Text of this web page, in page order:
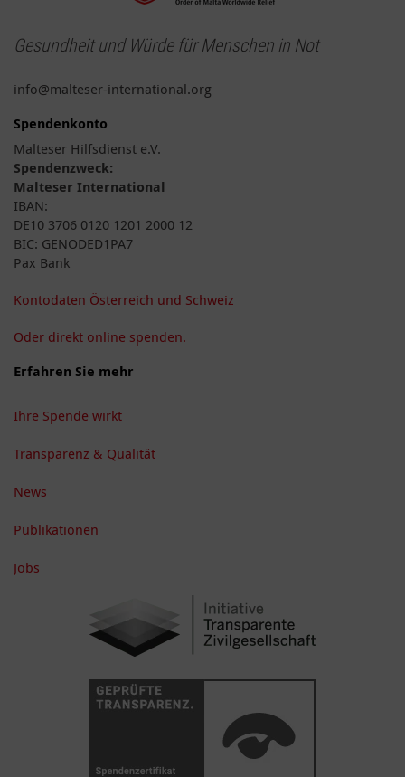
Gesundheit und Würde für Menschen in Not
info@malteser-international.org
Spendenkonto
Malteser Hilfsdienst e.V.
Spendenzweck:
Malteser International
IBAN:
DE10 3706 0120 1201 2000 12
BIC: GENODED1PA7
Pax Bank
Kontodaten Österreich und Schweiz
Oder direkt online spenden.
Erfahren Sie mehr
Ihre Spende wirkt
Transparenz & Qualität
News
Publikationen
Jobs